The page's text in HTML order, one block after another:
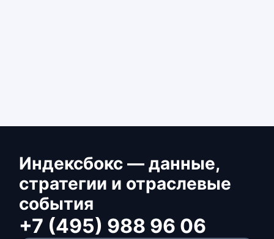
Индексбокс — данные,
стратегии и отраслевые
события
+7 (495) 988 96 06